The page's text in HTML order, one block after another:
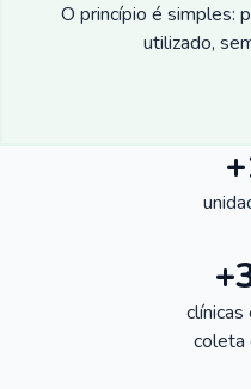
O princípio é simples:
utilizado,
coleta